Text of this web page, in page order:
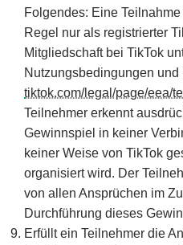
Folgendes: Eine
Regel nur als registrierter
Mitgliedschaft bei TikTok
Nutzungsbedingungen
tiktok.com/legal/page/eea/
Teilnehmer erkennt
Gewinnspiel in keiner
keiner Weise von TikTok
organisiert wird. Der
von allen Ansprüchen im
Durchführung dieses
Erfüllt ein Teilnehmer die